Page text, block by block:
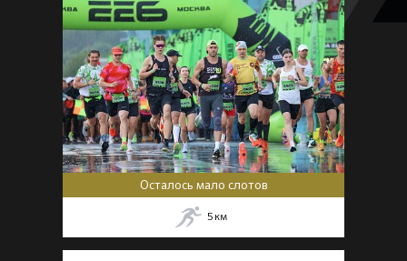
Осталось мало слотов
5 км